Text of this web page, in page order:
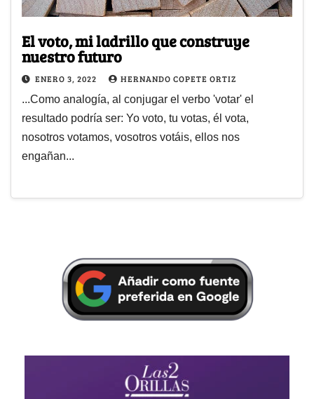
El voto, mi ladrillo que construye
nuestro futuro
ENERO 3, 2022 HERNANDO COPETE ORTIZ
...Como analogía, al conjugar el verbo 'votar' el
resultado podría ser: Yo voto, tu votas, él vota,
nosotros votamos, vosotros votáis, ellos nos
engañan...